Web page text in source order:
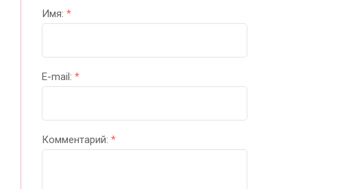
Имя: *
E-mail: *
Комментарий: *